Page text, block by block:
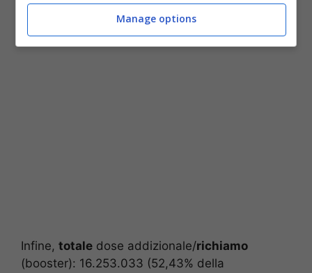
massimo sei mesi: 48.294.035 (89,42% della
popolazione over 12).
Infine, totale dose addizionale/richiamo
(booster): 16.253.033 (52,43% della
Manage options